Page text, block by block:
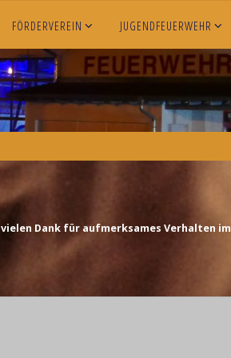
FÖRDERVEREIN JUGENDFEUERWEHR
Dank für aufmerksames Verhalten im